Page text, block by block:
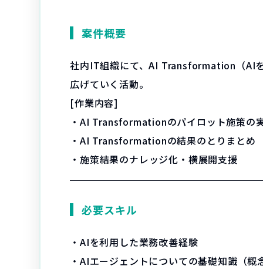
案件概要
社内IT組織にて、AI Transformation（AI
広げていく活動。
[作業内容]
・AI Transformationのパイロット施策の
・AI Transformationの結果のとりまとめ
・施策結果のナレッジ化・横展開支援
必要スキル
・AIを利用した業務改善経験
・AIエージェントについての基礎知識（